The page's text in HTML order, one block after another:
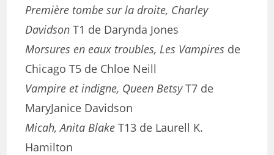
Première tombe sur la droite, Charley
Davidson T1 de Darynda Jones
Morsures en eaux troubles, Les Vampires de
Chicago T5 de Chloe Neill
Vampire et indigne, Queen BetsyT7 de
MaryJanice Davidson
Micah, Anita Blake T13 de Laurell K.
Hamilton